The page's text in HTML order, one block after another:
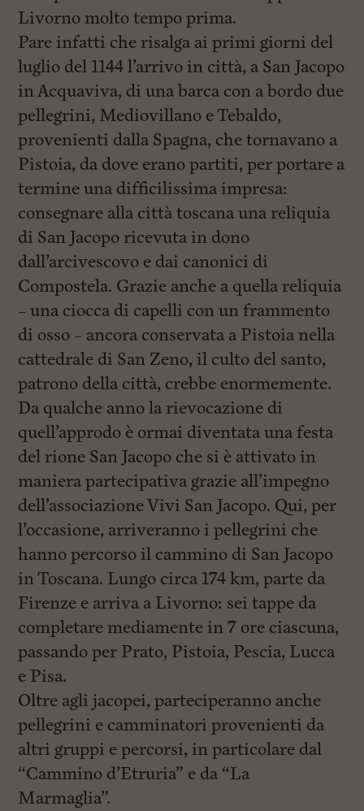
Livorno molto tempo prima.
Pare infatti che risalga ai primi giorni del
luglio del 1144 l’arrivo in città, a San Jacopo
in Acquaviva, di una barca con a bordo due
pellegrini, Mediovillano e Tebaldo,
provenienti dalla Spagna, che tornavano a
Pistoia, da dove erano partiti, per portare a
termine una difficilissima impresa:
consegnare alla città toscana una reliquia
di San Jacopo ricevuta in dono
dall’arcivescovo e dai canonici di
Compostela. Grazie anche a quella reliquia
– una ciocca di capelli con un frammento
di osso – ancora conservata a Pistoia nella
cattedrale di San Zeno, il culto del santo,
patrono della città, crebbe enormemente.
Da qualche anno la rievocazione di
quell’approdo è ormai diventata una festa
del rione San Jacopo che si è attivato in
maniera partecipativa grazie all’impegno
dell’associazione Vivi San Jacopo. Qui, per
l’occasione, arriveranno i pellegrini che
hanno percorso il cammino di San Jacopo
in Toscana. Lungo circa 174 km, parte da
Firenze e arriva a Livorno: sei tappe da
completare mediamente in 7 ore ciascuna,
passando per Prato, Pistoia, Pescia, Lucca
e Pisa.
Oltre agli jacopei, parteciperanno anche
pellegrini e camminatori provenienti da
altri gruppi e percorsi, in particolare dal
“Cammino d’Etruria” e da “La
Marmaglia”.